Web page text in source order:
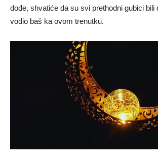
dođe, shvatiće da su svi prethodni gubici bili
vodio baš ka ovom trenutku.